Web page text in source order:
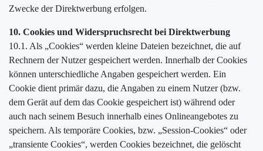
Zwecke der Direktwerbung erfolgen.
10. Cookies und Widerspruchsrecht bei Direktwerbung
10.1. Als „Cookies“ werden kleine Dateien bezeichnet, die auf
Rechnern der Nutzer gespeichert werden. Innerhalb der Cookies
können unterschiedliche Angaben gespeichert werden. Ein
Cookie dient primär dazu, die Angaben zu einem Nutzer (bzw.
dem Gerät auf dem das Cookie gespeichert ist) während oder
auch nach seinem Besuch innerhalb eines Onlineangebotes zu
speichern. Als temporäre Cookies, bzw. „Session-Cookies“ oder
„transiente Cookies“, werden Cookies bezeichnet, die gelöscht